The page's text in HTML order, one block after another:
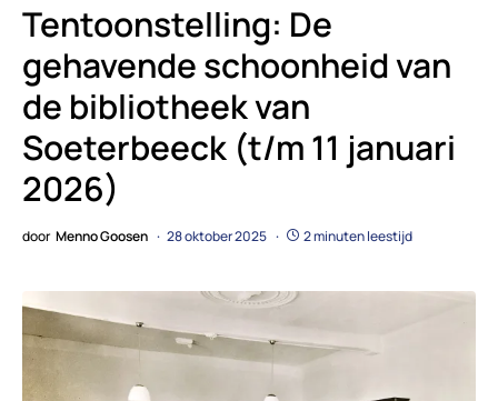
Tentoonstelling: De
gehavende schoonheid van
de bibliotheek van
Soeterbeeck (t/m 11 januari
2026)
door Menno Goosen 28 oktober 2025 2 minuten leestijd